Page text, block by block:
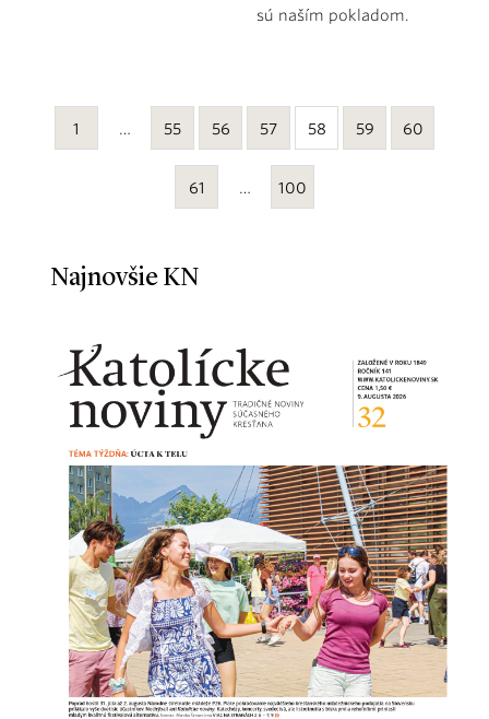
sú naším pokladom.
1 … 55 56 57 58 59 60
61 … 100
Najnovšie KN